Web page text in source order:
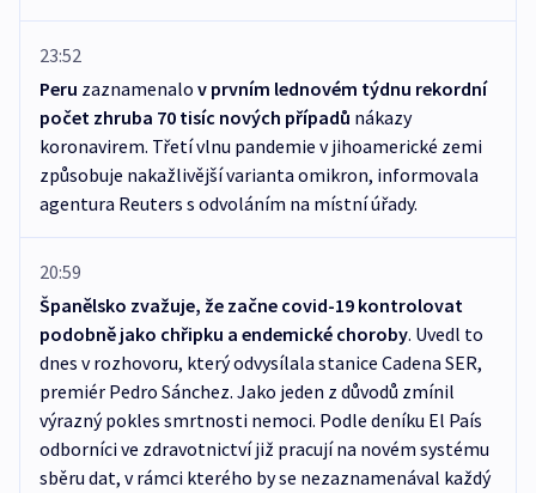
23:52
Peru zaznamenalo v prvním lednovém týdnu rekordní
počet zhruba 70 tisíc nových případů nákazy
koronavirem. Třetí vlnu pandemie v jihoamerické zemi
způsobuje nakažlivější varianta omikron, informovala
agentura Reuters s odvoláním na místní úřady.
20:59
Španělsko zvažuje, že začne covid-19 kontrolovat
podobně jako chřipku a endemické choroby. Uvedl to
dnes v rozhovoru, který odvysílala stanice Cadena SER,
premiér Pedro Sánchez. Jako jeden z důvodů zmínil
výrazný pokles smrtnosti nemoci. Podle deníku El País
odborníci ve zdravotnictví již pracují na novém systému
sběru dat, v rámci kterého by se nezaznamenával každý